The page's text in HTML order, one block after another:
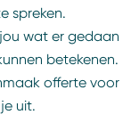
spreken.
wat er gedaan
betekenen.
offerte voor
uit.